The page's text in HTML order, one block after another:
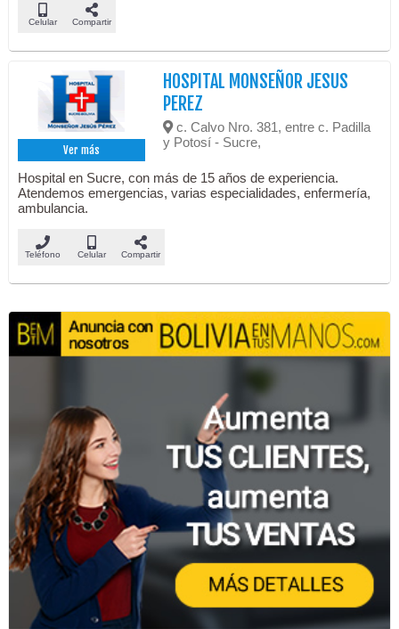
Celular Compartir
Ver más
HOSPITAL MONSEÑOR JESUS
PEREZ
c. Calvo Nro. 381, entre c. Padilla
y Potosí - Sucre,
Hospital en Sucre, con más de 15 años de experiencia.
Atendemos emergencias, varias especialidades, enfermería,
ambulancia.
Teléfono Celular Compartir